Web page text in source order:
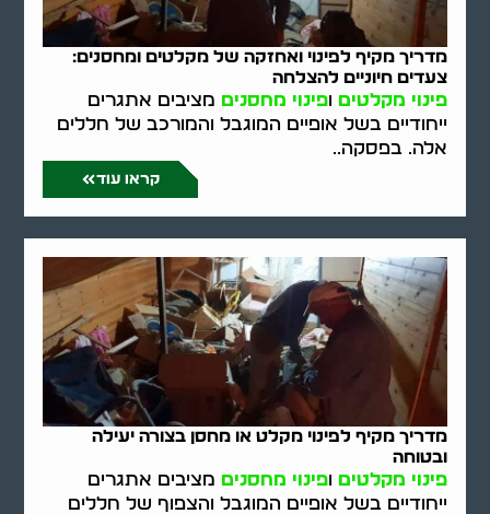
מדריך מקיף לפינוי ואחזקה של מקלטים ומחסנים:
צעדים חיוניים להצלחה
פינוי מקלטים ופינוי מחסנים מציבים אתגרים
ייחודיים בשל אופיים המוגבל והמורכב של חללים
אלה. בפסקה..
קראו עוד
מדריך מקיף לפינוי מקלט או מחסן בצורה יעילה
ובטוחה
פינוי מקלטים ופינוי מחסנים מציבים אתגרים
ייחודיים בשל אופיים המוגבל והצפוף של חללים